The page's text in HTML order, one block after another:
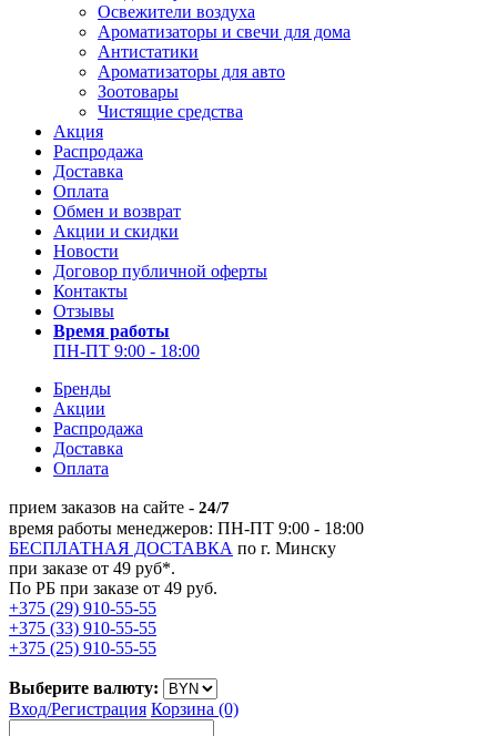
Освежители воздуха
Ароматизаторы и свечи для дома
Антистатики
Ароматизаторы для авто
Зоотовары
Чистящие средства
Акция
Распродажа
Доставка
Оплата
Обмен и возврат
Акции и скидки
Новости
Договор публичной оферты
Контакты
Отзывы
Время работы
ПН-ПТ 9:00 - 18:00
Бренды
Акции
Распродажа
Доставка
Оплата
прием заказов на сайте - 24/7
время работы менеджеров: ПН-ПТ 9:00 - 18:00
БЕСПЛАТНАЯ ДОСТАВКА по г. Минску
при заказе от 49 руб*.
По РБ при заказе от 49 руб.
+375 (29) 910-55-55
+375 (33) 910-55-55
+375 (25) 910-55-55
Выберите валюту:
Вход/Регистрация Корзина (0)